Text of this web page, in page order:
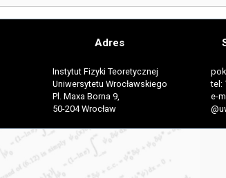
Adres
Instytut Fizyki Teoretycznej
Uniwersytetu Wrocławskiego
Pl. Maxa Borna 9,
50-204 Wrocław
tel:
e-